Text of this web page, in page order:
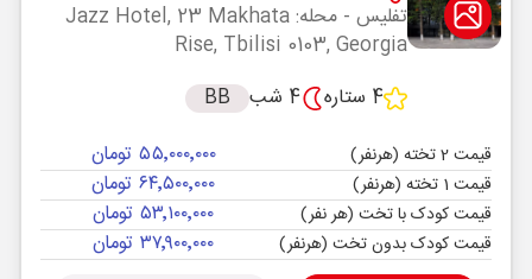
تفلیس
- محله: Jazz Hotel, 23 Makhata
Rise, Tbilisi 0103, Georgia
4 ستاره
4 شب BB
قیمت 2 تخته (هرنفر) ۵۵٬۰۰۰٬۰۰۰ تومان
قیمت 1 تخته (هرنفر) ۶۴٬۵۰۰٬۰۰۰ تومان
قیمت کودک با تخت (هر نفر) ۵۳٬۱۰۰٬۰۰۰ تومان
قیمت کودک بدون تخت (هرنفر) ۳۷٬۹۰۰٬۰۰۰ تومان